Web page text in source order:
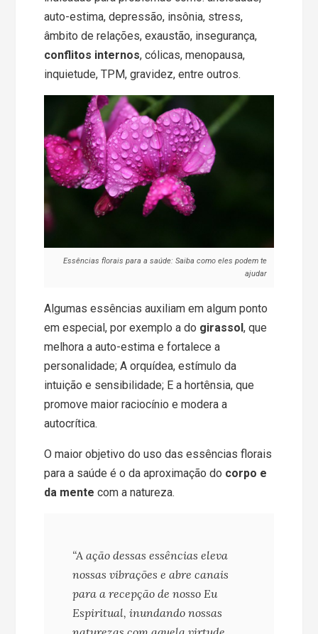
auto-estima, depressão, insônia, stress,
âmbito de relações, exaustão, insegurança,
conflitos internos, cólicas, menopausa,
inquietude, TPM, gravidez, entre outros.
Essências florais para a saúde: Saiba como eles podem te
ajudar
Algumas essências auxiliam em algum ponto
em especial, por exemplo a do girassol, que
melhora a auto-estima e fortalece a
personalidade; A orquídea, estímulo da
intuição e sensibilidade; E a hortênsia, que
promove maior raciocínio e modera a
autocrítica.
O maior objetivo do uso das essências florais
para a saúde é o da aproximação do corpo e
da mente com a natureza.
“A ação dessas essências eleva
nossas vibrações e abre canais
para a recepção de nosso Eu
Espiritual, inundando nossas